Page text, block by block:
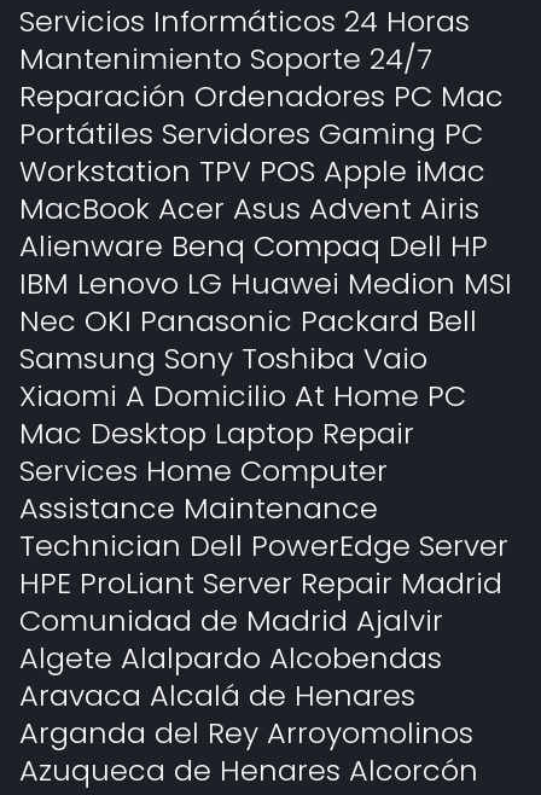
Servicios Informáticos 24 Horas
Mantenimiento Soporte 24/7
Reparación Ordenadores PC Mac
Portátiles Servidores Gaming PC
Workstation TPV POS Apple iMac
MacBook Acer Asus Advent Airis
Alienware Benq Compaq Dell HP
IBM Lenovo LG Huawei Medion MSI
Nec OKI Panasonic Packard Bell
Samsung Sony Toshiba Vaio
Xiaomi A Domicilio At Home PC
Mac Desktop Laptop Repair
Services Home Computer
Assistance Maintenance
Technician Dell PowerEdge Server
HPE ProLiant Server Repair Madrid
Comunidad de Madrid Ajalvir
Algete Alalpardo Alcobendas
Aravaca Alcalá de Henares
Arganda del Rey Arroyomolinos
Azuqueca de Henares Alcorcón